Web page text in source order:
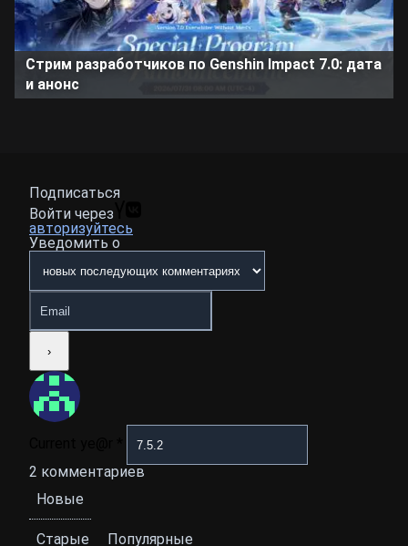
Стрим разработчиков по Genshin Impact 7.0: дата
и анонс
Подписаться
Войти через
авторизуйтесь
Уведомить о
2 комментариев
Новые
Старые Популярные